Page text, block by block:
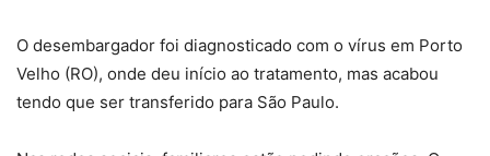
O desembargador foi diagnosticado com o vírus em Porto
Velho (RO), onde deu início ao tratamento, mas acabou
tendo que ser transferido para São Paulo.